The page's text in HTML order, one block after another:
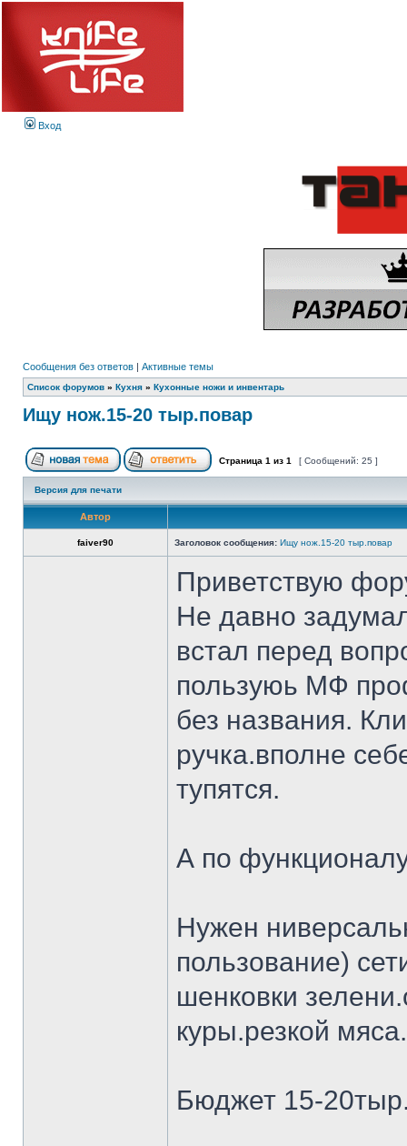
Вход
Сообщения без ответов | Активные темы
Список форумов » Кухня » Кухонные ножи и инвентарь
Ищу нож.15-20 тыр.повар
Страница 1 из 1 [ Сообщений: 25 ]
Версия для печати
Автор
faiver90 Заголовок сообщения: Ищу нож.15-20 тыр.повар
Приветствую
Не давно
встал перед
пользуюь МФ
без названия.
ручка.вполне
тупятся.
А по
Нужен
пользование)
шенковки
куры.резкой
Бюджет 15-